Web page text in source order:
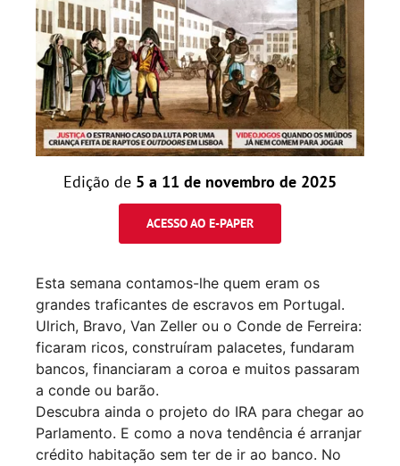
Edição de 5 a 11 de novembro de 2025
ACESSO AO E-PAPER
Esta semana contamos-lhe quem eram os
grandes traficantes de escravos em Portugal.
Ulrich, Bravo, Van Zeller ou o Conde de Ferreira:
ficaram ricos, construíram palacetes, fundaram
bancos, financiaram a coroa e muitos passaram
a conde ou barão.
Descubra ainda o projeto do IRA para chegar ao
Parlamento. E como a nova tendência é arranjar
crédito habitação sem ter de ir ao banco. No